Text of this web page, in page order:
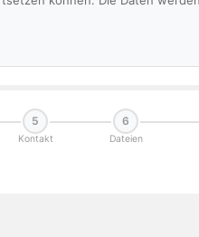
5
Kontakt
6
Dateien